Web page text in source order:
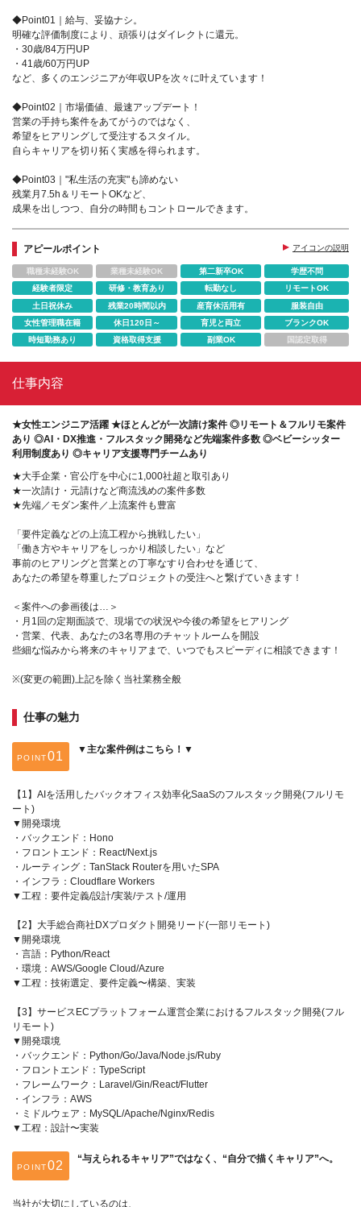
◆Point01｜給与、妥協ナシ。
明確な評価制度により、頑張りはダイレクトに還元。
・30歳/84万円UP
・41歳/60万円UP
など、多くのエンジニアが年収UPを次々に叶えています！
◆Point02｜市場価値、最速アップデート！
営業の手持ち案件をあてがうのではなく、
希望をヒアリングして受注するスタイル。
自らキャリアを切り拓く実感を得られます。
◆Point03｜"私生活の充実"も諦めない
残業月7.5h＆リモートOKなど、
成果を出しつつ、自分の時間もコントロールできます。
アピールポイント アイコンの説明
職種未経験OK 業種未経験OK 第二新卒OK
学歴不問
経験者限定
研修・教育あり 転勤なし
リモートOK
土日祝休み
残業20時間以内 産育休活用有
服装自由
女性管理職在籍
休日120日～ 育児と両立
ブランクOK
時短勤務あり
資格取得支援 副業OK 国認定取得
仕事内容
★女性エンジニア活躍 ★ほとんどが一次請け案件 ◎リモート＆フルリモ案件
あり ◎AI・DX推進・フルスタック開発など先端案件多数 ◎ベビーシッター
利用制度あり ◎キャリア支援専門チームあり
★大手企業・官公庁を中心に1,000社超と取引あり
★一次請け・元請けなど商流浅めの案件多数
★先端／モダン案件／上流案件も豊富
「要件定義などの上流工程から挑戦したい」
「働き方やキャリアをしっかり相談したい」など
事前のヒアリングと営業との丁寧なすり合わせを通じて、
あなたの希望を尊重したプロジェクトの受注へと繋げていきます！
＜案件への参画後は…＞
・月1回の定期面談で、現場での状況や今後の希望をヒアリング
・営業、代表、あなたの3名専用のチャットルームを開設
些細な悩みから将来のキャリアまで、いつでもスピーディに相談できます！
※(変更の範囲)上記を除く当社業務全般
仕事の魅力
POINT
▼主な案件例はこちら！▼
【1】AIを活用したバックオフィス効率化SaaSのフルスタック開発(フルリモ
ート)
▼開発環境
・バックエンド：Hono
・フロントエンド：React/Next.js
・ルーティング：TanStack Routerを用いたSPA
・インフラ：Cloudflare Workers
▼工程：要件定義/設計/実装/テスト/運用
【2】大手総合商社DXプロダクト開発リード(一部リモート)
▼開発環境
・言語：Python/React
・環境：AWS/Google Cloud/Azure
▼工程：技術選定、要件定義〜構築、実装
【3】サービスECプラットフォーム運営企業におけるフルスタック開発(フル
リモート)
▼開発環境
・バックエンド：Python/Go/Java/Node.js/Ruby
・フロントエンド：TypeScript
・フレームワーク：Laravel/Gin/React/Flutter
・インフラ：AWS
・ミドルウェア：MySQL/Apache/Nginx/Redis
▼工程：設計〜実装
POINT
“与えられるキャリア”ではなく、“自分で描くキャリア”へ。
当社が大切にしているのは、